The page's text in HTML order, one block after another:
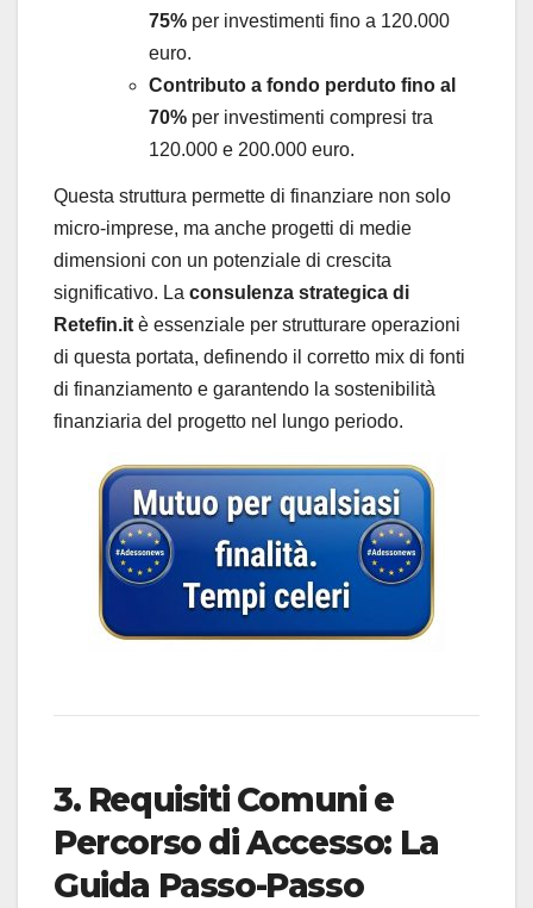
75% per investimenti fino a 120.000
euro.
Contributo a fondo perduto fino al
70% per investimenti compresi tra
120.000 e 200.000 euro.
Questa struttura permette di finanziare non solo
micro-imprese, ma anche progetti di medie
dimensioni con un potenziale di crescita
significativo. La consulenza strategica di
Retefin.it è essenziale per strutturare operazioni
di questa portata, definendo il corretto mix di fonti
di finanziamento e garantendo la sostenibilità
finanziaria del progetto nel lungo periodo.
3. Requisiti Comuni e
Percorso di Accesso: La
Guida Passo-Passo